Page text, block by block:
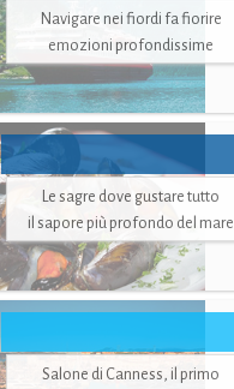
Navigare nei fiordi fa fiorire
emozioni profondissime
Le sagre dove gustare tutto
il sapore più profondo del mare
Salone di Canness, il primo